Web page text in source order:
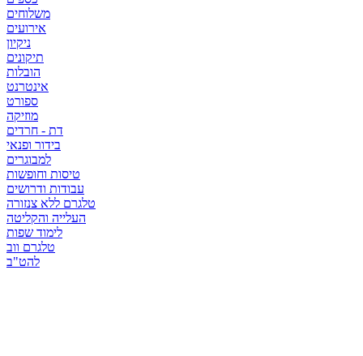
משלוחים
אירועים
ניקיון
תיקונים
הובלות
אינטרנט
ספורט
מוזיקה
דת - חרדים
בידור ופנאי
למבוגרים
טיסות וחופשות
עבודות ודרושים
טלגרם ללא צנזורה
העלייה והקליטה
לימוד שפות
טלגרם ווב
להט"ב